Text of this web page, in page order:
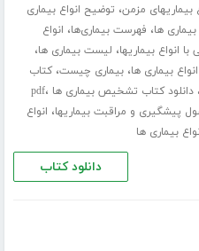
بیماریهای مزمن، توضیح انواع بیماری
ها، فهرست بیماری‌ها، انواع
با انواع بیماریها، لیست بیماری ها،
بیماری ها،بیماری چیست،کتاب
،دانلود کتاب تشخیص بیماری ها pdf ،
پیشگیری و مراقبت بیماریها، انواع
بیماری ها
دانلود کتاب